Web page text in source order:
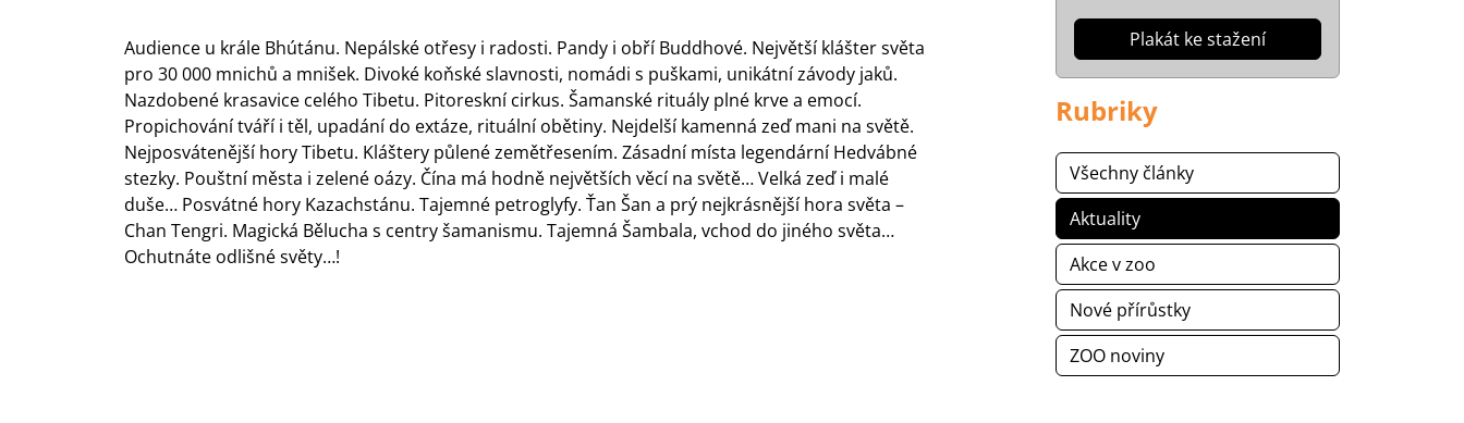
Audience u krále Bhútánu. Nepálské otřesy i radosti. Pandy i obří Buddhové. Největší klášter světa
pro 30 000 mnichů a mnišek. Divoké koňské slavnosti, nomádi s puškami, unikátní závody jaků.
Nazdobené krasavice celého Tibetu. Pitoreskní cirkus. Šamanské rituály plné krve a emocí.
Propichování tváří i těl, upadání do extáze, rituální obětiny. Nejdelší kamenná zeď mani na světě.
Nejposvátenější hory Tibetu. Kláštery půlené zemětřesením. Zásadní místa legendární Hedvábné
stezky. Pouštní města i zelené oázy. Čína má hodně největších věcí na světě… Velká zeď i malé
duše… Posvátné hory Kazachstánu. Tajemné petroglyfy. Ťan Šan a prý nejkrásnější hora světa –
Chan Tengri. Magická Bělucha s centry šamanismu. Tajemná Šambala, vchod do jiného světa…
Ochutnáte odlišné světy…!
Plakát ke stažení
Rubriky
Všechny články
Aktuality
Akce v zoo
Nové přírůstky
ZOO noviny